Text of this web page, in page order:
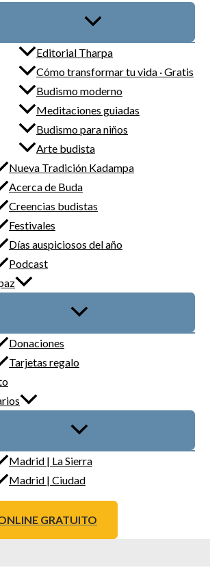
Editorial Tharpa
Cómo transformar tu vida · Gratis
Budismo moderno
Meditaciones guiadas
Budismo para niños
Arte budista
Nueva Tradición Kadampa
Acerca de Buda
Creencias budistas
Festivales
Días auspiciosos del año
Podcast
Donaciones
Tarjetas regalo
Madrid | La Sierra
Madrid | Ciudad
GRATUITO